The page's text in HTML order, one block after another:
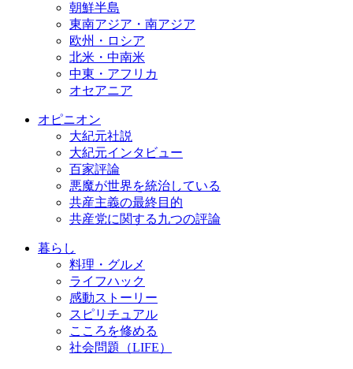
朝鮮半島
東南アジア・南アジア
欧州・ロシア
北米・中南米
中東・アフリカ
オセアニア
オピニオン
大紀元社説
大紀元インタビュー
百家評論
悪魔が世界を統治している
共産主義の最終目的
共産党に関する九つの評論
暮らし
料理・グルメ
ライフハック
感動ストーリー
スピリチュアル
こころを修める
社会問題（LIFE）